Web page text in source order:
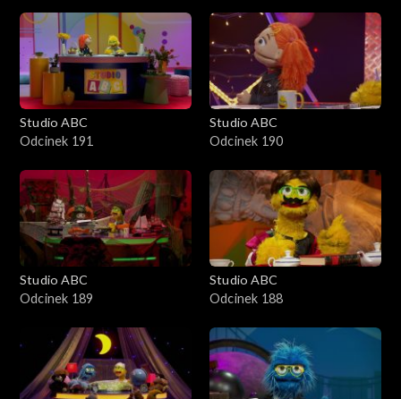
Studio ABC
Odcinek 191
Studio ABC
Odcinek 190
Studio ABC
Odcinek 189
Studio ABC
Odcinek 188